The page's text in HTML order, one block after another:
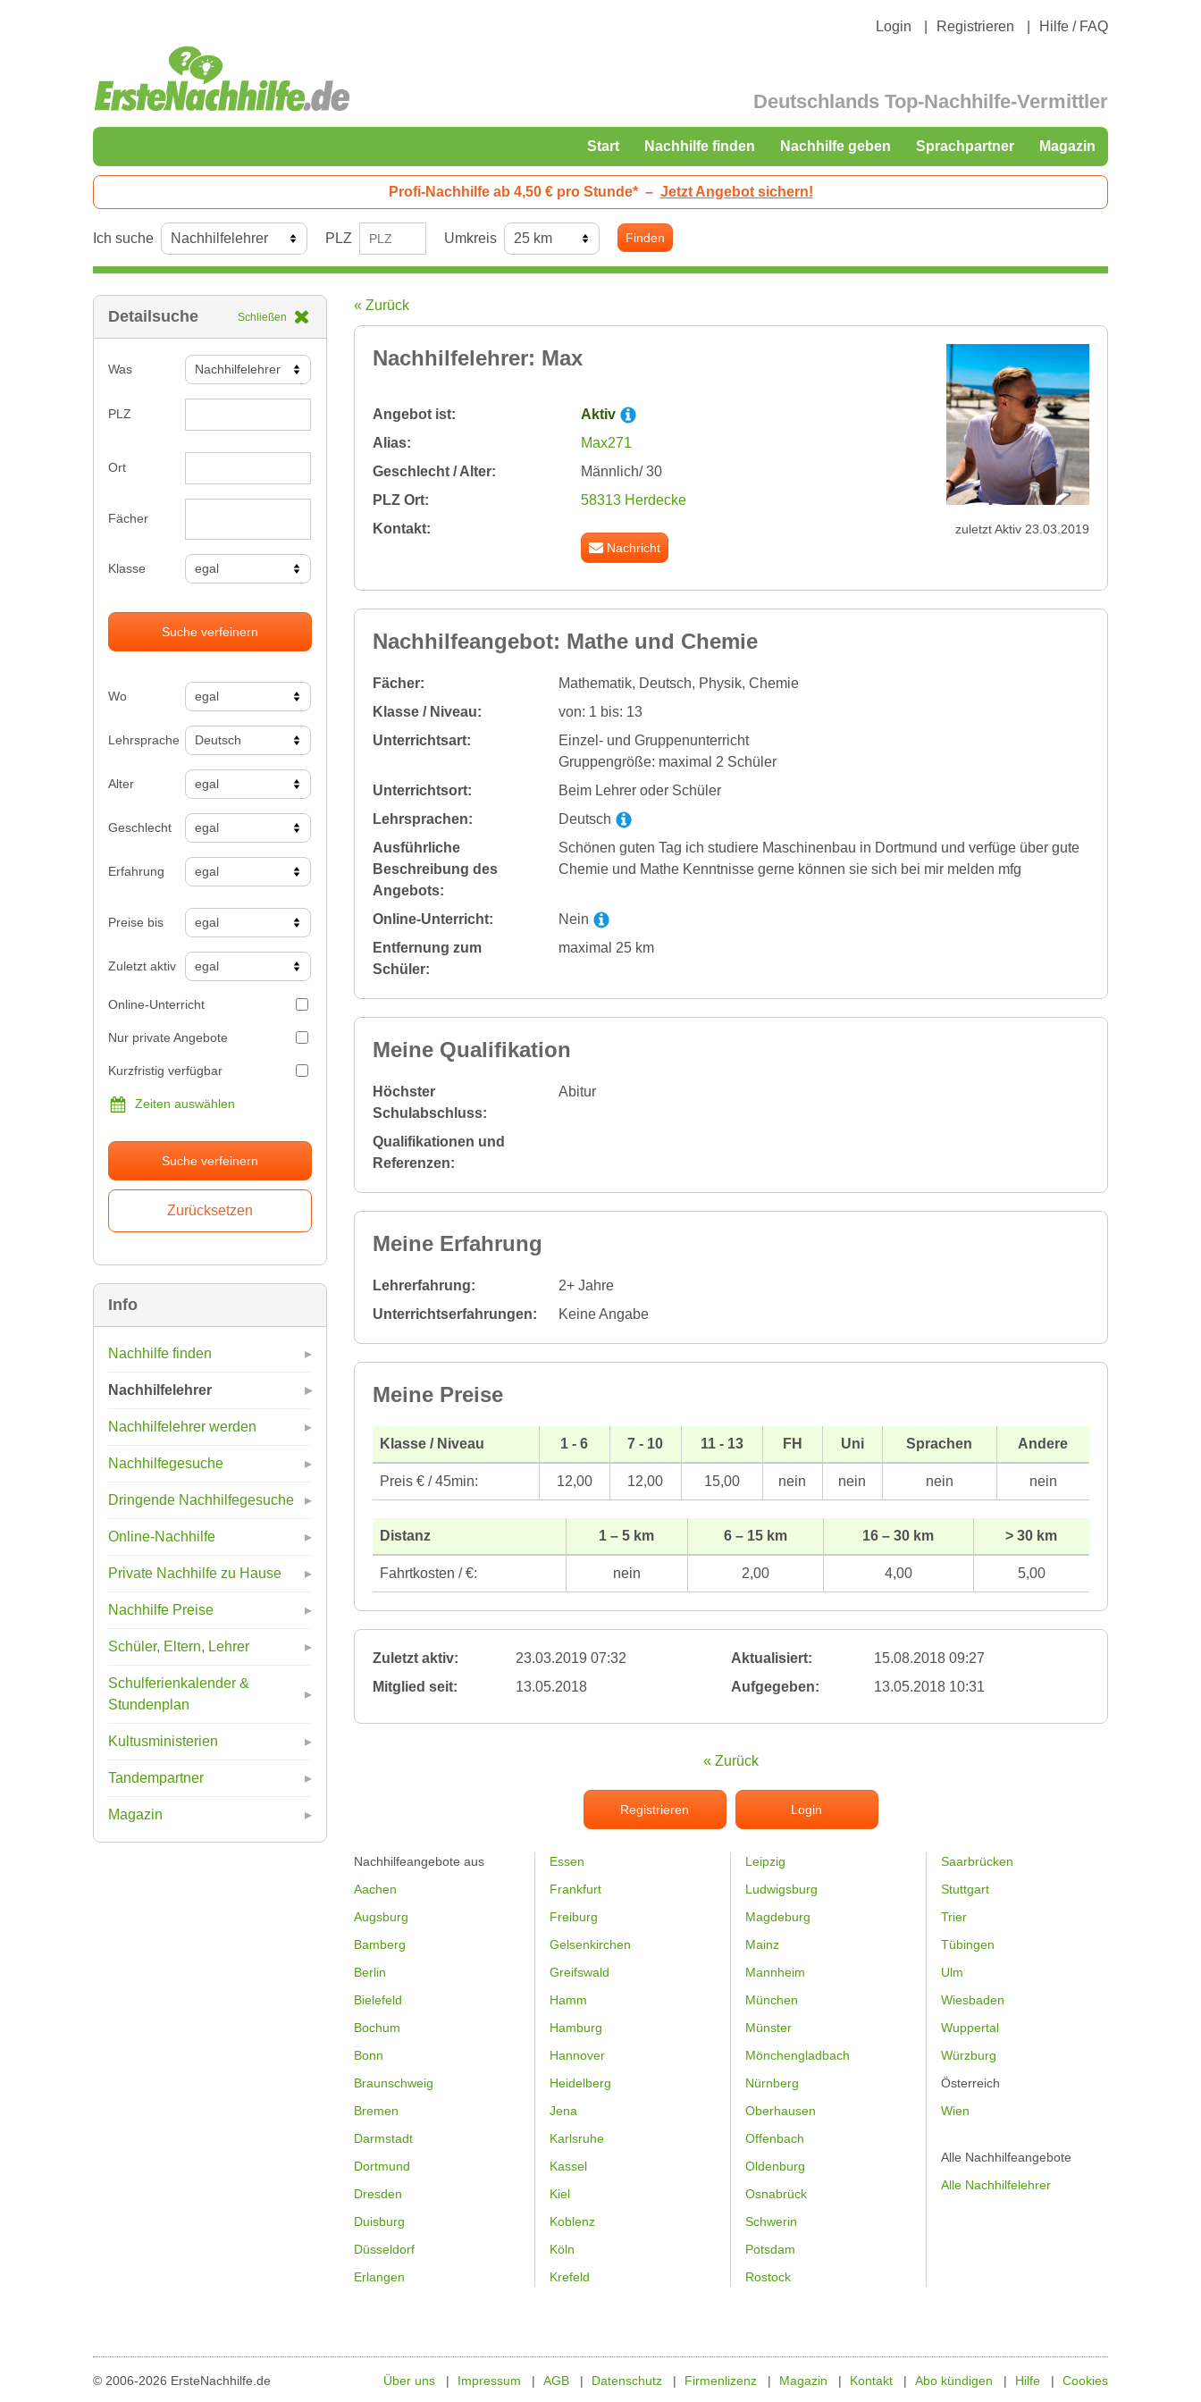
Login Registrieren Hilfe / FAQ
Deutschlands Top-Nachhilfe-Vermittler
Start Nachhilfe finden Nachhilfe geben Sprachpartner Magazin
Profi-Nachhilfe ab 4,50 € pro Stunde* – Jetzt Angebot sichern!
Ich suche PLZ Umkreis Finden
Detailsuche Schließen
Was
PLZ
Ort
Fächer
Klasse
Suche verfeinern
Wo
Lehrsprache
Alter
Geschlecht
Erfahrung
Preise bis
Zuletzt aktiv
Online-Unterricht
Nur private Angebote
Kurzfristig verfügbar
Zeiten auswählen
Suche verfeinern
Info
Nachhilfe finden
Nachhilfelehrer
Nachhilfelehrer werden
Nachhilfegesuche
Dringende Nachhilfegesuche
Online-Nachhilfe
Private Nachhilfe zu Hause
Nachhilfe Preise
Schüler, Eltern, Lehrer
Schulferienkalender &
Stundenplan
Kultusministerien
Tandempartner
Magazin
« Zurück
Nachhilfelehrer: Max
Angebot ist:
Aktiv
Alias:
Max271
Geschlecht / Alter:
Männlich/ 30
PLZ Ort:
58313 Herdecke
Kontakt:
Nachricht
zuletzt Aktiv 23.03.2019
Nachhilfeangebot: Mathe und Chemie
Fächer:
Mathematik, Deutsch, Physik, Chemie
Klasse / Niveau:
von: 1 bis: 13
Unterrichtsart:
Einzel- und Gruppenunterricht
Gruppengröße: maximal 2 Schüler
Unterrichtsort:
Beim Lehrer oder Schüler
Lehrsprachen:
Deutsch
Ausführliche
Beschreibung des
Angebots:
Schönen guten Tag ich studiere Maschinenbau in Dortmund und verfüge über gute
Chemie und Mathe Kenntnisse gerne können sie sich bei mir melden mfg
Online-Unterricht:
Nein
Entfernung zum
Schüler:
maximal 25 km
Meine Qualifikation
Höchster
Schulabschluss:
Abitur
Qualifikationen und
Referenzen:
Meine Erfahrung
Lehrerfahrung:
2+ Jahre
Unterrichtserfahrungen:
Keine Angabe
Meine Preise
Klasse / Niveau 1 - 6 7 - 10 11 - 13 FH Uni Sprachen Andere
Preis € / 45min: 12,00 12,00 15,00 nein nein nein nein
Distanz 1 – 5 km 6 – 15 km 16 – 30 km > 30 km
Fahrtkosten / €: nein 2,00 4,00 5,00
Zuletzt aktiv: 23.03.2019 07:32 Aktualisiert:
15.08.2018 09:27
Mitglied seit:
13.05.2018 Aufgegeben: 13.05.2018 10:31
« Zurück
Registrieren Login
Nachhilfeangebote aus
Aachen
Augsburg
Bamberg
Berlin
Bielefeld
Bochum
Bonn
Braunschweig
Bremen
Darmstadt
Dortmund
Dresden
Duisburg
Düsseldorf
Erlangen
Essen
Frankfurt
Freiburg
Gelsenkirchen
Greifswald
Hamm
Hamburg
Hannover
Heidelberg
Jena
Karlsruhe
Kassel
Kiel
Koblenz
Köln
Krefeld
Leipzig
Ludwigsburg
Magdeburg
Mainz
Mannheim
München
Münster
Mönchengladbach
Nürnberg
Oberhausen
Offenbach
Oldenburg
Osnabrück
Schwerin
Potsdam
Rostock
Saarbrücken
Stuttgart
Trier
Tübingen
Ulm
Wiesbaden
Wuppertal
Würzburg
Österreich
Wien
Alle Nachhilfeangebote
Alle Nachhilfelehrer
© 2006-2026 ErsteNachhilfe.de Über uns Impressum AGB Datenschutz Firmenlizenz Magazin Kontakt Abo kündigen Hilfe Cookies